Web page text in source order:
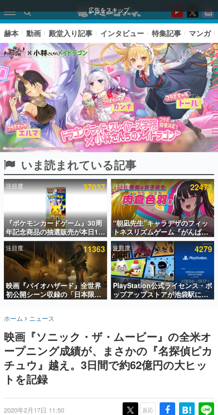
広告をスキップ
ピックアップ
電ファミのいま読まれている記事ランキング
アプリセール情報
インタビュー
連載・特集一覧
殿堂入り記事
SNS拡散数が数千以上！ ページビュー数万以上！ などな
ど。多くの人々に読まれた、電ファミ渾身の“殿堂入り”記
事をまとめました。
名作ゲームクリエイターの方々に製作時のエピソードをお
きます。
赫本
この物語を解いてはいけない。『赫本』は、〈試験問題〉
の形をした短編ホラー小説集です。
これからのデジタルゲーム市場を担う若きクリエイター達
の姿を追い、彼らのルーツと情熱を探っていきます。
赫本 動画 殿堂入り記事 インタビュー 特集記事 マンガ
いま読まれている記事
注目度 37037
『ポケモンカードゲーム』30周
年記念商品の抽選販売が本日12
時より開始。拡張パック「30th
CELEBRATION」のボックス
に、「プレミアムデッキセット
エーフィ・ブラッキー」
「FUTURISTIC BOX」の計3商
品
注目度 22473
“朝凪先生”キャラデザのフィッ
トネスリズムゲーム『がんば
れ！チアリズム』Steamストア
ページが公開。キャラクターの
CVは陽向葵ゅかさん
注目度 11363
映画『バイオハザード』全世界
初公開シーン収録の「日本限
定」予告映像が解禁。バイオの
「ラクーンシティ総合病院」へ
注目度 4279
PlayStation公式ライセンス・ポ
ップアップストアが池袋駅にて
期間限定で開催。夏のアパレル
ホーム ニュース
映画『ソニック・ザ・ムービー』の全米オ
ープニング成績が、まさかの『名探偵ピカ
チュウ』越え。3日間で約62億円の大ヒッ
トを記録
2020年2月17日 11:50 反応